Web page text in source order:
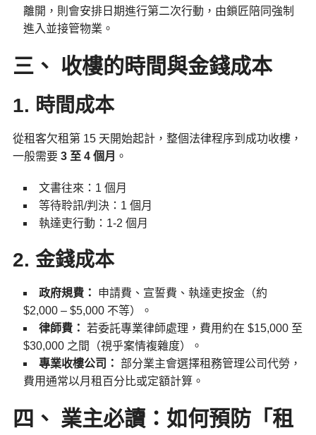
離開，則會安排日期進行第二次行動，由鎖匠陪同強制
進入並接管物業。
三、 收樓的時間與金錢成本
1. 時間成本
從租客欠租第 15 天開始起計，整個法律程序到成功收樓，
一般需要 3 至 4 個月 。
文書往來：1 個月
等待聆訊/判決：1 個月
執達吏行動：1-2 個月
2. 金錢成本
政府規費：
申請費、宣誓費、執達吏按金（約
$2,000 – $5,000 不等）。
律師費： 若委託專業律師處理，費用約在 $15,000 至
$30,000 之間（視乎案情複雜度）。
專業收樓公司： 部分業主會選擇租務管理公司代勞，
費用通常以月租百分比或定額計算。
四、 業主必讀：如何預防「租